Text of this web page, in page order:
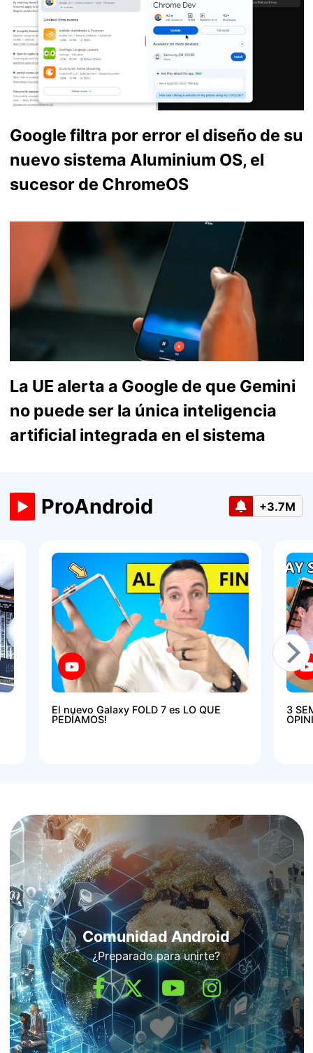
Google filtra por error el diseño de su
nuevo sistema Aluminium OS, el
sucesor de ChromeOS
La UE alerta a Google de que Gemini
no puede ser la única inteligencia
artificial integrada en el sistema
ProAndroid +3.7M
El nuevo Galaxy FOLD 7 es LO QUE
PEDÍAMOS!
3
Comunidad Android
¿Preparado para unirte?